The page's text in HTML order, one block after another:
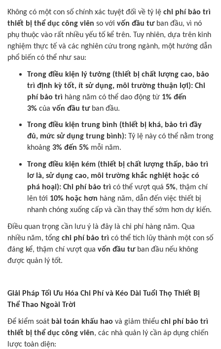
Không có một con số chính xác tuyệt đối về tỷ lệ chi phí bảo trì
thiết bị thể dục công viên so với vốn đầu tưban đầu, vì nó
phụ thuộc vào rất nhiều yếu tố kể trên. Tuy nhiên, dựa trên kinh
nghiệm thực tế và các nghiên cứu trong ngành, một hướng dẫn
phổ biến có thể như sau:
Trong điều kiện lý tưởng (thiết bị chất lượng cao, bảo
trì định kỳ tốt, ít sử dụng, môi trường thuận lợi): Chi
phí bảo trì hàng năm có thể dao động từ 1% đến
3% của vốn đầu tưban đầu.
Trong điều kiện trung bình (thiết bị khá, bảo trì đầy
đủ, mức sử dụng trung bình): Tỷ lệ này có thể nằm trong
khoảng 3% đến 5% mỗi năm.
Trong điều kiện kém (thiết bị chất lượng thấp, bảo trì
lơ là, sử dụng cao, môi trường khắc nghiệt hoặc có
phá hoại): Chi phí bảo trì có thể vượt quá 5%, thậm chí
lên tới 10% hoặc hơn hàng năm, dẫn đến việc thiết bị
nhanh chóng xuống cấp và cần thay thế sớm hơn dự kiến.
Điều quan trọng cần lưu ý là đây là chi phí hàng năm. Qua
nhiều năm, tổng chi phí bảo trì có thể tích lũy thành một con số
đáng kể, thậm chí vượt qua vốn đầu tưban đầu nếu không
được quản lý tốt.
Giải Pháp Tối Ưu Hóa Chi Phí và Kéo Dài Tuổi Thọ Thiết Bị
Thể Thao Ngoài Trời
Để kiểm soát bài toán khấu hao và giảm thiểu chi phí bảo trì
thiết bị thể dục công viên, các nhà quản lý cần áp dụng chiến
lược toàn diện: